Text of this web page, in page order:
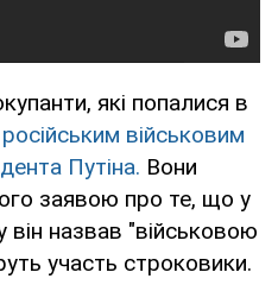
які попалися в
військовим
Путіна. Вони
заявою про те, що у
він назвав "військовою
участь строковики.